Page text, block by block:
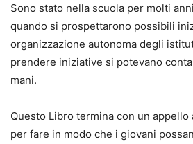
Sono stato nella scuola per molti
quando si prospettarono possibili
organizzazione autonoma degli
prendere iniziative si potevano
mani.
Questo Libro termina con un appello
per fare in modo che i giovani